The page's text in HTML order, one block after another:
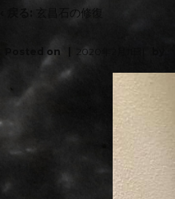
‹ 戻る: 玄昌石の修復
Posted on 2020年2月11日